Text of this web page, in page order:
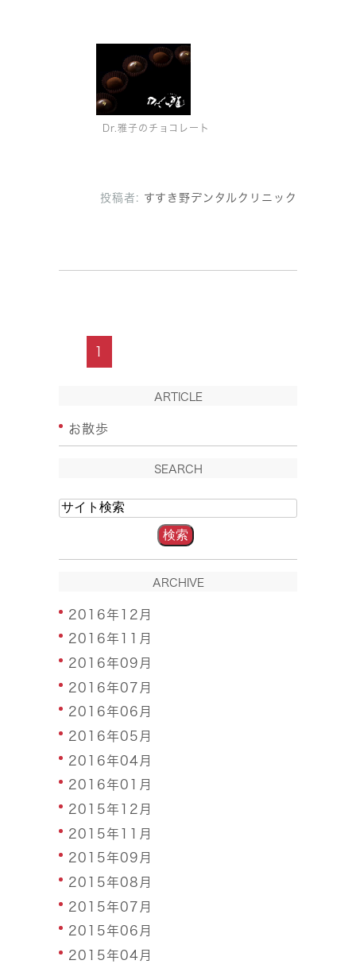
Dr.雅子のチョコレート
投稿者: すすき野デンタルクリニック
1
ARTICLE
お散歩
SEARCH
ARCHIVE
2016年12月
2016年11月
2016年09月
2016年07月
2016年06月
2016年05月
2016年04月
2016年01月
2015年12月
2015年11月
2015年09月
2015年08月
2015年07月
2015年06月
2015年04月